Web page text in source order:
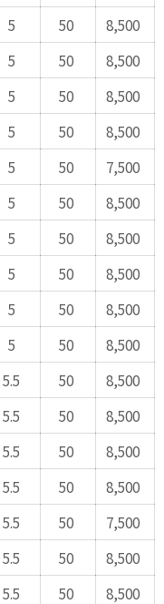
5 50
8,500
5 50
8,500
5 50
8,500
5 50
8,500
5 50
7,500
5 50
8,500
5 50
8,500
5 50
8,500
5 50
8,500
5 50
8,500
5.5 50
8,500
5.5 50
8,500
5.5 50
8,500
5.5 50
8,500
5.5 50
7,500
5.5 50
8,500
5.5 50
8,500